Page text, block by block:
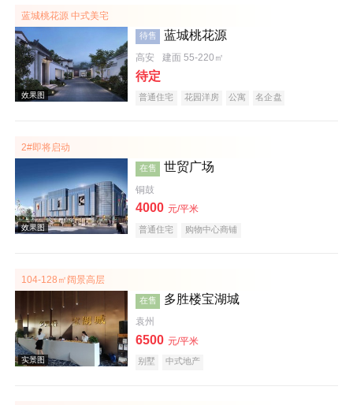
实景图
效果图
蓝城桃花源 中式美宅
待售 蓝城桃花源
高安 建面 55-220㎡
待定
普通住宅 花园洋房 公寓 名企盘
2#即将启动
在售 世贸广场
铜鼓
4000 元/平米
普通住宅 购物中心商铺
104-128㎡阔景高层
在售 多胜楼宝湖城
袁州
6500 元/平米
别墅 中式地产